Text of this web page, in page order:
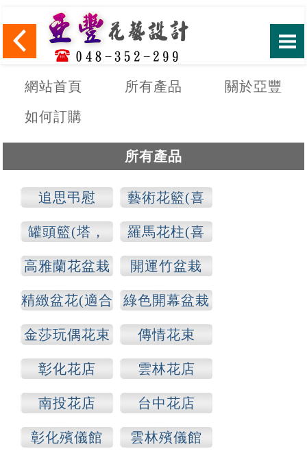
網站首頁 所有產品
關於亞豐
如何訂購
所有產品
追思弔慰
藝術花籃(喜
慶，追思)
罐頭籃(塔，
山)
羅馬花柱(喜
慶，追思)
高雅蘭花盆栽
開運竹盆栽
精緻盆花(適合
各種場合)
綠色開幕盆栽
金莎玩偶花束 傳情花束
彰化花店 雲林花店
南投花店 台中花店
彰化殯儀館 雲林殯儀館